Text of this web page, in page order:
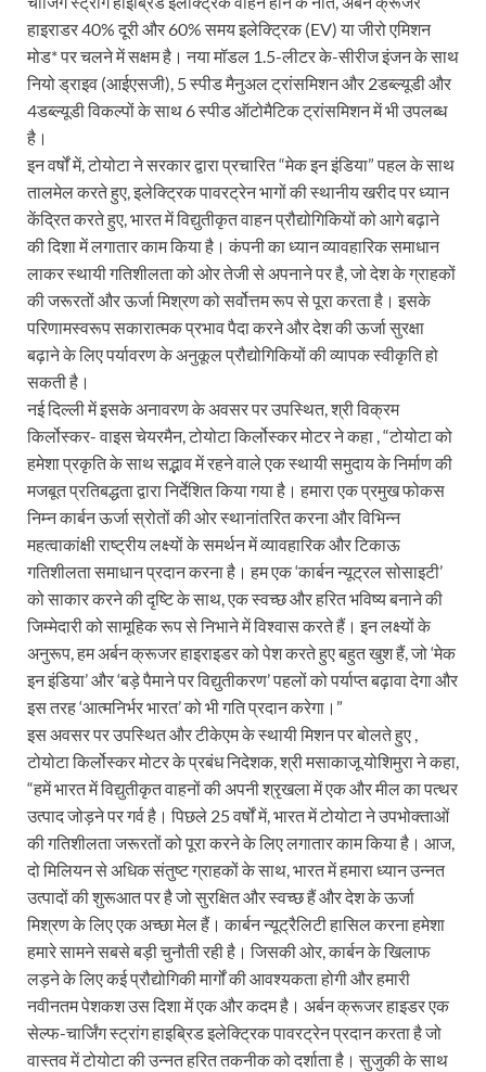
हाइराडर 40% दूरी और 60% समय इलेक्ट्रिक (EV) या जीरो एमिशन
मोड* पर चलने में सक्षम है। नया मॉडल 1.5-लीटर के-सीरीज इंजन के साथ
नियो ड्राइव (आईएसजी), 5 स्पीड मैनुअल ट्रांसमिशन और 2डब्ल्यूडी और
4डब्ल्यूडी विकल्पों के साथ 6 स्पीड ऑटोमैटिक ट्रांसमिशन में भी उपलब्ध
है।
इन वर्षों में, टोयोटा ने सरकार द्वारा प्रचारित “मेक इन इंडिया” पहल के साथ
तालमेल करते हुए, इलेक्ट्रिक पावरट्रेन भागों की स्थानीय खरीद पर ध्यान
केंद्रित करते हुए, भारत में विद्युतीकृत वाहन प्रौद्योगिकियों को आगे बढ़ाने
की दिशा में लगातार काम किया है। कंपनी का ध्यान व्यावहारिक समाधान
लाकर स्थायी गतिशीलता को ओर तेजी से अपनाने पर है, जो देश के ग्राहकों
की जरूरतों और ऊर्जा मिश्रण को सर्वोत्तम रूप से पूरा करता है। इसके
परिणामस्वरूप सकारात्मक प्रभाव पैदा करने और देश की ऊर्जा सुरक्षा
बढ़ाने के लिए पर्यावरण के अनुकूल प्रौद्योगिकियों की व्यापक स्वीकृति हो
सकती है।
नई दिल्ली में इसके अनावरण के अवसर पर उपस्थित, श्री विक्रम
किर्लोस्कर- वाइस चेयरमैन, टोयोटा किर्लोस्कर मोटर ने कहा , “टोयोटा को
हमेशा प्रकृति के साथ सद्भाव में रहने वाले एक स्थायी समुदाय के निर्माण की
मजबूत प्रतिबद्धता द्वारा निर्देशित किया गया है। हमारा एक प्रमुख फोकस
निम्न कार्बन ऊर्जा स्रोतों की ओर स्थानांतरित करना और विभिन्न
महत्वाकांक्षी राष्ट्रीय लक्ष्यों के समर्थन में व्यावहारिक और टिकाऊ
गतिशीलता समाधान प्रदान करना है। हम एक ‘कार्बन न्यूट्रल सोसाइटी’
को साकार करने की दृष्टि के साथ, एक स्वच्छ और हरित भविष्य बनाने की
जिम्मेदारी को सामूहिक रूप से निभाने में विश्वास करते हैं। इन लक्ष्यों के
अनुरूप, हम अर्बन क्रूजर हाइराइडर को पेश करते हुए बहुत खुश हैं, जो ‘मेक
इन इंडिया’ और ‘बड़े पैमाने पर विद्युतीकरण’ पहलों को पर्याप्त बढ़ावा देगा और
इस तरह ‘आत्मनिर्भर भारत’ को भी गति प्रदान करेगा।”
इस अवसर पर उपस्थित और टीकेएम के स्थायी मिशन पर बोलते हुए ,
टोयोटा किर्लोस्कर मोटर के प्रबंध निदेशक, श्री मसाकाजू योशिमुरा ने कहा,
“हमें भारत में विद्युतीकृत वाहनों की अपनी श्रृखला में एक और मील का पत्थर
उत्पाद जोड़ने पर गर्व है। पिछले 25 वर्षों में, भारत में टोयोटा ने उपभोक्ताओं
की गतिशीलता जरूरतों को पूरा करने के लिए लगातार काम किया है। आज,
दो मिलियन से अधिक संतुष्ट ग्राहकों के साथ, भारत में हमारा ध्यान उन्नत
उत्पादों की शुरूआत पर है जो सुरक्षित और स्वच्छ हैं और देश के ऊर्जा
मिश्रण के लिए एक अच्छा मेल हैं। कार्बन न्यूट्रैलिटी हासिल करना हमेशा
हमारे सामने सबसे बड़ी चुनौती रही है। जिसकी ओर, कार्बन के खिलाफ
लड़ने के लिए कई प्रौद्योगिकी मार्गों की आवश्यकता होगी और हमारी
नवीनतम पेशकश उस दिशा में एक और कदम है। अर्बन क्रूजर हाइडर एक
सेल्फ-चार्जिंग स्ट्रांग हाइब्रिड इलेक्ट्रिक पावरट्रेन प्रदान करता है जो
वास्तव में टोयोटा की उन्नत हरित तकनीक को दर्शाता है। सुजुकी के साथ